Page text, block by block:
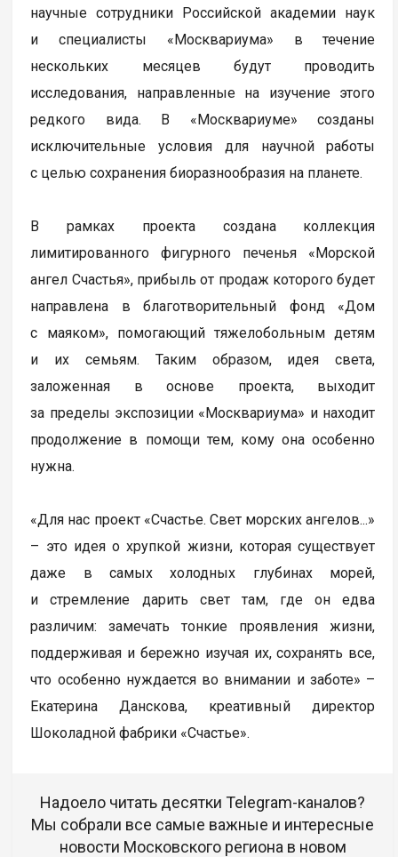
научные сотрудники Российской академии наук
и специалисты «Москвариума» в течение
нескольких месяцев будут проводить
исследования, направленные на изучение этого
редкого вида. В «Москвариуме» созданы
исключительные условия для научной работы
с целью сохранения биоразнообразия на планете.
В рамках проекта создана коллекция
лимитированного фигурного печенья «Морской
ангел Счастья», прибыль от продаж которого будет
направлена в благотворительный фонд «Дом
с маяком», помогающий тяжелобольным детям
и их семьям. Таким образом, идея света,
заложенная в основе проекта, выходит
за пределы экспозиции «Москвариума» и находит
продолжение в помощи тем, кому она особенно
нужна.
«Для нас проект «Счастье. Свет морских ангелов...»
– это идея о хрупкой жизни, которая существует
даже в самых холодных глубинах морей,
и стремление дарить свет там, где он едва
различим: замечать тонкие проявления жизни,
поддерживая и бережно изучая их, сохранять все,
что особенно нуждается во внимании и заботе» –
Екатерина Данскова, креативный директор
Шоколадной фабрики «Счастье».
Надоело читать десятки Telegram-каналов?
Мы собрали все самые важные и интересные
новости Московского региона в новом